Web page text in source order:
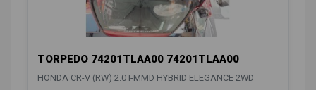
TORPEDO 74201TLAA00 74201TLAA00
HONDA CR-V (RW) 2.0 I-MMD HYBRID ELEGANCE 2WD